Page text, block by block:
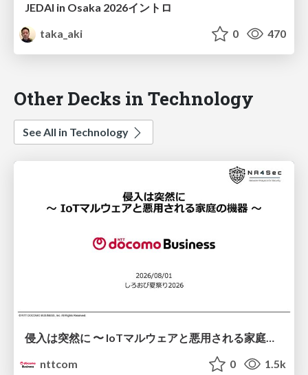
JEDAI in Osaka 2026イントロ
taka_aki
0 470
Other Decks in Technology
See All in Technology
nttcom
0 1.5k